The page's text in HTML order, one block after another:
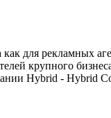
для рекламных
крупного
Hybrid - Hybrid